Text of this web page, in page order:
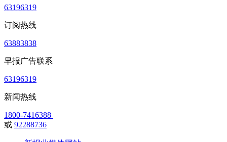
63196319
订阅热线
63883838
早报广告联系
63196319
新闻热线
1800-7416388
或 92288736